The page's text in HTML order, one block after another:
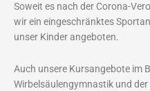
Soweit es nach der Corona-
wir ein eingeschränktes
unser Kinder angeboten.
Auch unsere Kursangebote im
Wirbelsäulengymnastik und